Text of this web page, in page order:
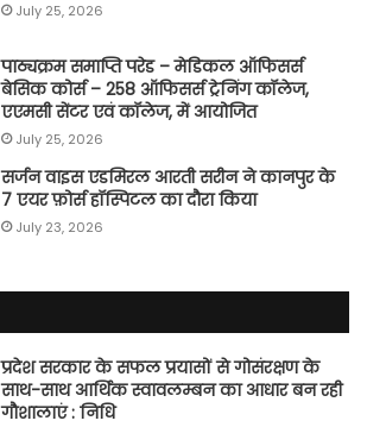
July 25, 2026
पाठ्यक्रम समाप्ति परेड – मेडिकल ऑफिसर्स
बेसिक कोर्स – 258 ऑफिसर्स ट्रेनिंग कॉलेज,
एएमसी सेंटर एवं कॉलेज, में आयोजित
July 25, 2026
सर्जन वाइस एडमिरल आरती सरीन ने कानपुर के
7 एयर फ़ोर्स हॉस्पिटल का दौरा किया
July 23, 2026
प्रदेश सरकार के सफल प्रयासों से गोसंरक्षण के
साथ-साथ आर्थिक स्वावलम्बन का आधार बन रही
गौशालाएं : निधि